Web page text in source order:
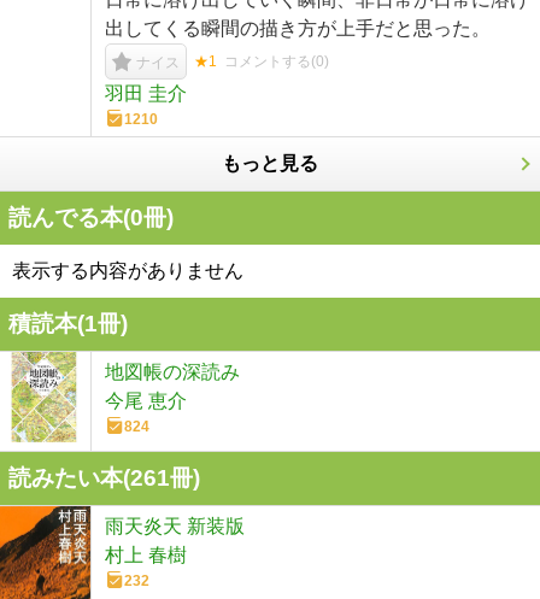
出してくる瞬間の描き方が上手だと思った。
ナイス ★1 コメントする(0)
羽田 圭介
1210
もっと見る
読んでる本(0冊)
表示する内容がありません
積読本(1冊)
地図帳の深読み
今尾 恵介
824
読みたい本(261冊)
雨天炎天 新装版
村上 春樹
232